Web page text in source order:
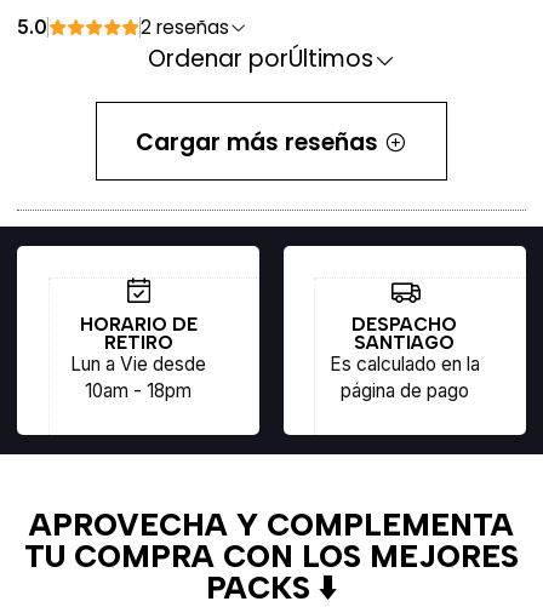
5.0 2 reseñas
Ordenar porÚltimos
Cargar más reseñas
HORARIO DE
RETIRO
Lun a Vie desde
10am - 18pm
DESPACHO
SANTIAGO
Es calculado en la
página de pago
APROVECHA Y COMPLEMENTA
TU COMPRA CON LOS MEJORES
PACKS ⬇️